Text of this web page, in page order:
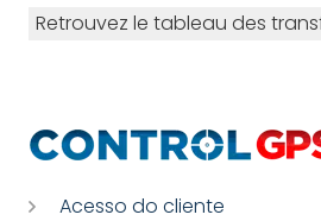
Retrouvez le tableau des
Acesso do cliente